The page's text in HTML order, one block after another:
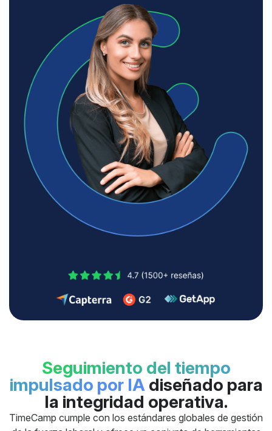
Seguimiento del tiempo
impulsado por IAdiseñado para
la integridad operativa.
TimeCamp cumple con los estándares globales de gestión